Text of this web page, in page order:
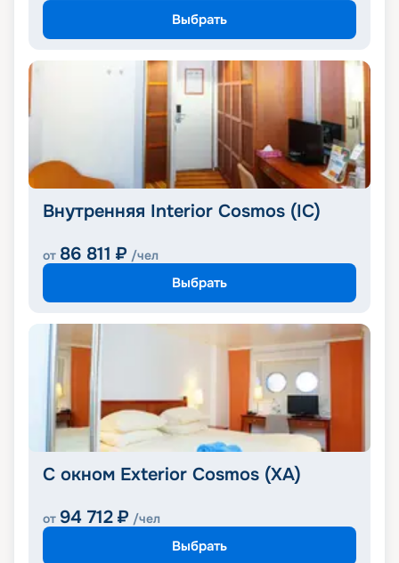
Выбрать
Внутренняя Interior Cosmos (IC)
от 86 811 ₽ /чел
Выбрать
С окном Exterior Cosmos (XA)
от 94 712 ₽ /чел
Выбрать